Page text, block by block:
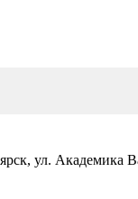
ул. Академика